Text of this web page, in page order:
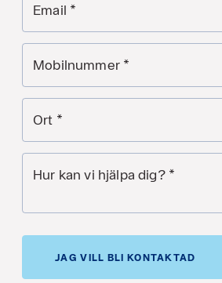
Email *
Mobilnummer *
Ort *
Hur kan vi hjälpa dig? *
JAG VILL BLI KONTAKTAD